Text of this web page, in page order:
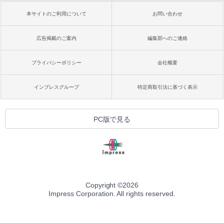
本サイトのご利用について お問い合わせ
広告掲載のご案内 編集部へのご連絡
プライバシーポリシー 会社概要
インプレスグループ 特定商取引法に基づく表示
PC版で見る
Copyright ©2026
Impress Corporation. All rights reserved.